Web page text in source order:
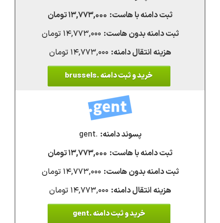
۱۳,۷۷۳,۰۰۰ تومان
۱۴,۷۷۳,۰۰۰ تومان
۱۴,۷۷۳,۰۰۰ تومان
خرید و ثبت دامنه .brussels
.gent
۱۳,۷۷۳,۰۰۰ تومان
۱۴,۷۷۳,۰۰۰ تومان
۱۴,۷۷۳,۰۰۰ تومان
خرید و ثبت دامنه .gent